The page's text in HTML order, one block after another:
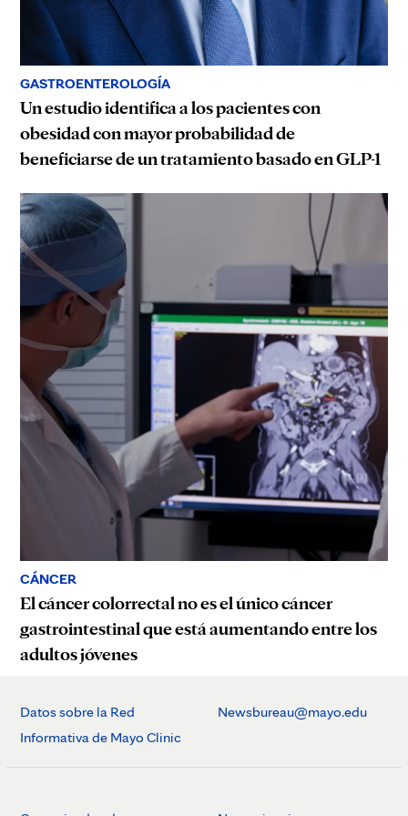
GASTROENTEROLOGÍA
Un estudio identifica a los pacientes con
obesidad con mayor probabilidad de
beneficiarse de un tratamiento basado en GLP-1
CÁNCER
El cáncer colorrectal no es el único cáncer
gastrointestinal que está aumentando entre los
adultos jóvenes
Datos sobre la Red
Informativa de Mayo Clinic
Newsbureau@mayo.edu